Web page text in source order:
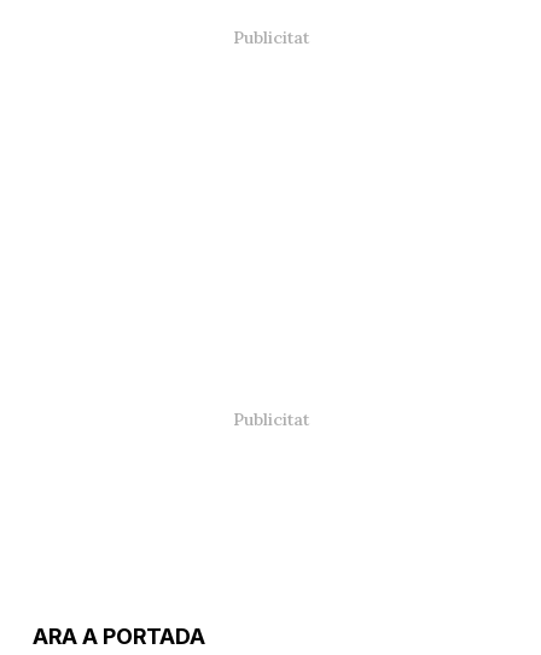
ARA A PORTADA